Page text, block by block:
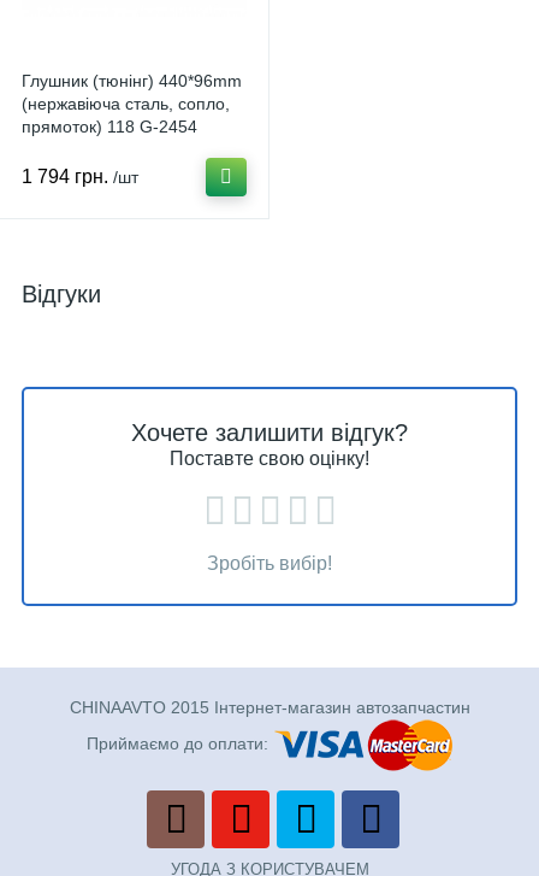
Глушник (тюнінг) 440*96mm
(нержавіюча сталь, сопло,
прямоток) 118 G-2454
1 794 грн. /шт
Відгуки
Хочете залишити відгук?
Поставте свою оцінку!
Зробіть вибір!
CHINAAVTO 2015 Інтернет-магазин автозапчастин
Приймаємо до оплати:
УГОДА З КОРИСТУВАЧЕМ